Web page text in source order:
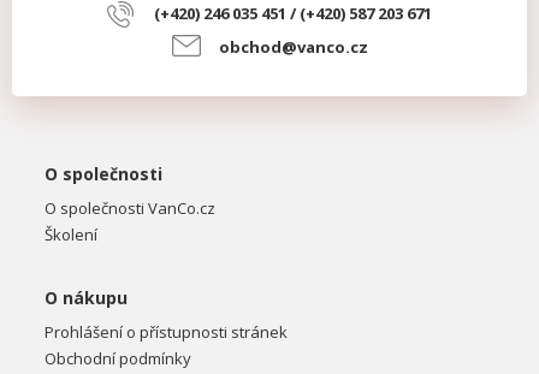
(+420) 246 035 451 / (+420) 587 203 671
obchod@vanco.cz
O společnosti
O společnosti VanCo.cz
Školení
O nákupu
Prohlášení o přístupnosti stránek
Obchodní podmínky